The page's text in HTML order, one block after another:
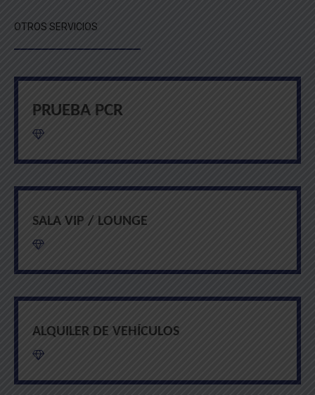
OTROS SERVICIOS
PRUEBA PCR
SALA VIP / LOUNGE
ALQUILER DE VEHÍCULOS